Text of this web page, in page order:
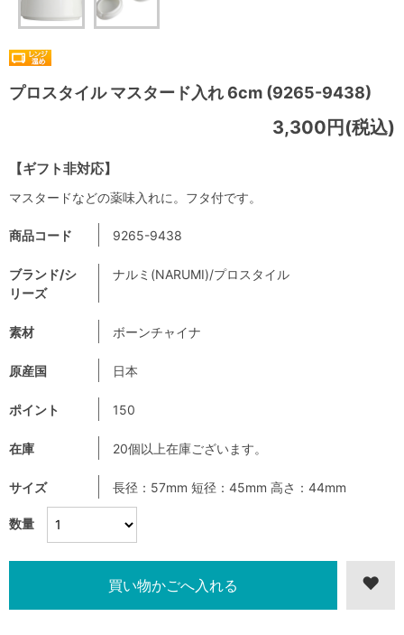
プロスタイル マスタード入れ 6cm (9265-9438)
【ギフト非対応】
3,300円(税込)
数量
商品コード 9265-9438
ブランド/シ
リーズ
ナルミ(NARUMI)/プロスタイル
素材 ボーンチャイナ
原産国 日本
ポイント 150
在庫 20個以上在庫ございます。
サイズ 長径：57mm 短径：45mm 高さ：44mm
マスタードなどの薬味入れに。フタ付です。